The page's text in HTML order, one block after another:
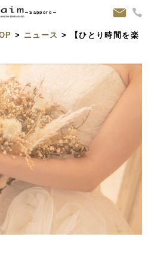
Sapporo
> ニュース > 【ひとり時間を楽